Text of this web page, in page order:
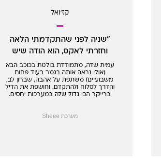
קז'ואל
"שניה לפני שהתקדמתי הלאה
וחזרתי לאקס, הוא הודה שיש
משהו"
עמית שדה, מתמודדת בולטת בכוכב הבא
(אולי נראה אותה בגמר בעוד פחות
משבועיים) משתפת על אהבה, שברון לב,
והדרך לסלוח ולהתקדם. וחושפת את הדיל
ברייקר הכי גדול שלה במערכות יחסים.
מערכת Sheee